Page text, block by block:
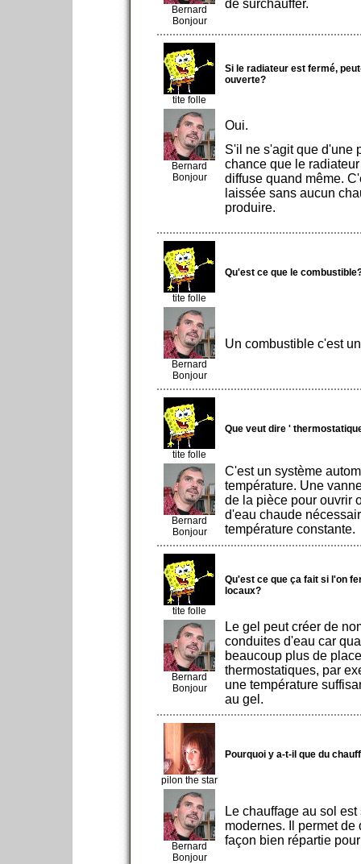
Bernard
Bonjour
de surchauffer.
tite folle
Si le radiateur est fermé,
ouverte?
Bernard
Bonjour
Oui.
S'il ne s'agit que d'une
chance que le
diffuse quand même.
laissée sans aucun
produire.
tite folle
Qu'est ce que le
Bernard
Bonjour
Un combustible c'est
tite folle
Que veut dire '
Bernard
Bonjour
C'est un système
température. Une
de la pièce pour ouvrir
d'eau chaude
température constante.
tite folle
Qu'est ce que ça fait si l'on
locaux?
Bernard
Bonjour
Le gel peut créer de
conduites d'eau car
beaucoup plus de
thermostatiques, par
une température
au gel.
pilon the star
Pourquoi y a-t-il que du
Bernard
Bonjour
Le chauffage au sol
modernes. Il permet
façon bien répartie